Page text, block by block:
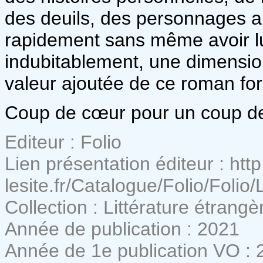
des deuils, des personnages
rapidement sans même avoir
indubitablement, une
valeur ajoutée de ce roman
Coup de cœur pour un coup
Editeur : Folio
Lien présentation éditeur :
lesite.fr/Catalogue/Folio/
Collection : Littérature
Année de publication : 2021
Année de 1e publication VO :